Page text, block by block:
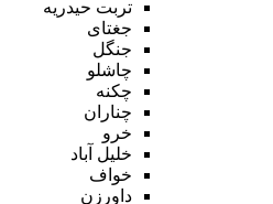
تربت حیدریه
جغتای
جنگل
چاشلو
چکنه
چناران
خرو
خلیل آباد
خواف
داورزن